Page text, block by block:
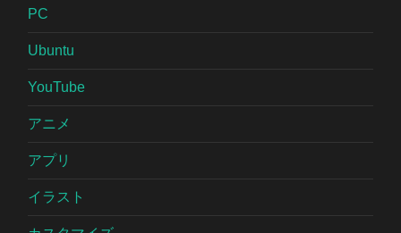
PC
Ubuntu
YouTube
アニメ
アプリ
イラスト